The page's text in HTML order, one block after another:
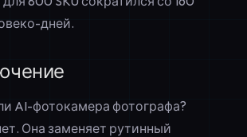
дней.
AI-фотокамера фотографа?
Она заменяет рутинный